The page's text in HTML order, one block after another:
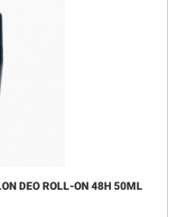
DEO ROLL-ON 48H 50ML